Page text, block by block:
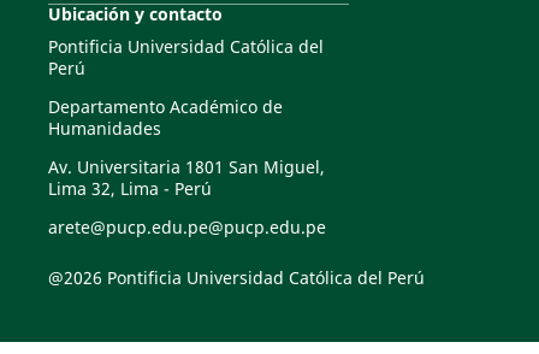
Ubicación y contacto
Pontificia Universidad Católica del
Perú
Departamento Académico de
Humanidades
Av. Universitaria 1801 San Miguel,
Lima 32, Lima - Perú
arete@pucp.edu.pe@pucp.edu.pe
@2026 Pontificia Universidad Católica del Perú